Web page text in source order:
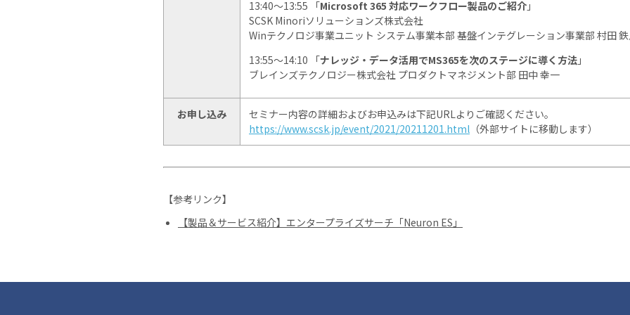
13:40～13:55 「Microsoft 365 対応ワークフロー製品のご紹介 」
SCSK Minoriソリューションズ株式会社
Winテクノロジ事業ユニット システム事業本部 基盤インテグレーション事業部 村田
13:55～14:10 「ナレッジ・データ活用でMS365を次のステージに導く方法 」
ブレインズテクノロジー株式会社 プロダクトマネジメント部 田中 幸一
お申し込み
セミナー内容の詳細およびお申込みは下記URLよりご確認ください。
https://www.scsk.jp/event/2021/20211201.html （外部サイトに移動します）
【参考リンク】
【製品＆サービス紹介】エンタープライズサーチ「Neuron ES」